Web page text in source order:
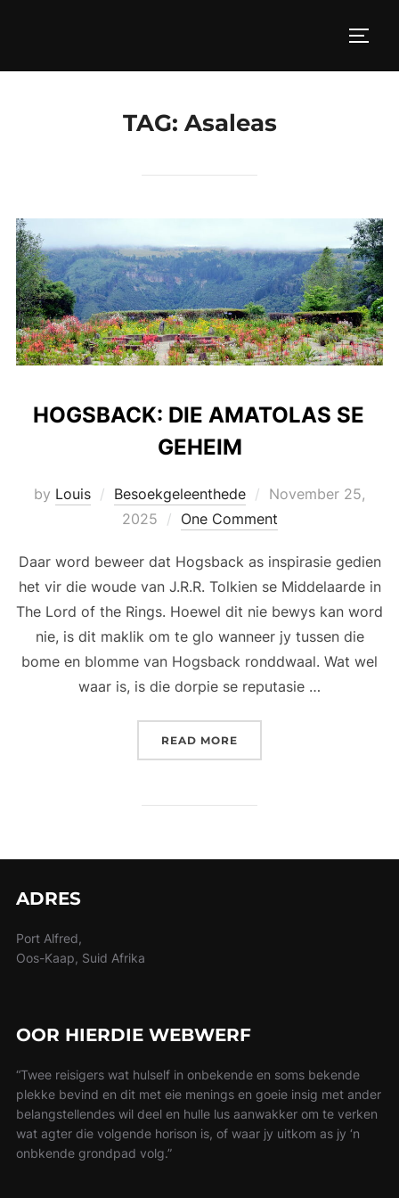
TAG: Asaleas
HOGSBACK: DIE AMATOLAS SE
GEHEIM
by Louis Besoekgeleenthede
Posted
on
November 25,
2025
One Comment
Daar word beweer dat Hogsback as inspirasie gedien
het vir die woude van J.R.R. Tolkien se Middelaarde in
The Lord of the Rings. Hoewel dit nie bewys kan word
nie, is dit maklik om te glo wanneer jy tussen die
bome en blomme van Hogsback ronddwaal. Wat wel
waar is, is die dorpie se reputasie …
READ MORE
ADRES
Port Alfred,
Oos-Kaap, Suid Afrika
OOR HIERDIE WEBWERF
“Twee reisigers wat hulself in onbekende en soms bekende
plekke bevind en dit met eie menings en goeie insig met ander
belangstellendes wil deel en hulle lus aanwakker om te verken
wat agter die volgende horison is, of waar jy uitkom as jy ‘n
onbkende grondpad volg.”